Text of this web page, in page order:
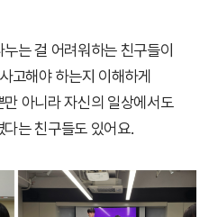
는 걸 어려워하는 친구들이
고해야 하는지 이해하게
아니라 자신의 일상에서도
는 친구들도 있어요.